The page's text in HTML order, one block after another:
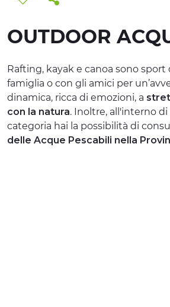
NATURA E BENESSERE
ESPERIENZE
EVENTI
OFFERTE
ACCOGLIENZA
OUTDOOR
Rafting, kayak e canoa sono sport
famiglia o con gli amici per
dinamica, ricca di emozioni, a
con la natura. Inoltre, all'interno
categoria hai la possibilità di
delle Acque Pescabili nella